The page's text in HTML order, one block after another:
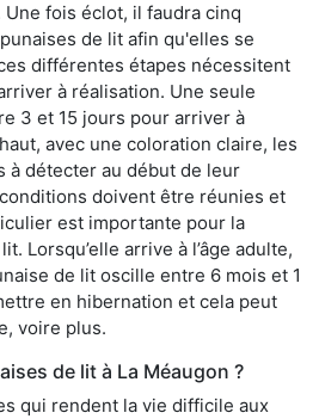
fois éclot, il faudra cinq
de lit afin qu'elles se
différentes étapes nécessitent
à réalisation. Une seule
3 et 15 jours pour arriver à
avec une coloration claire, les
détecter au début de leur
doivent être réunies et
est importante pour la
Lorsqu’elle arrive à l’âge adulte,
de lit oscille entre 6 mois et 1
en hibernation et cela peut
voire plus.
de lit à La Méaugon ?
qui rendent la vie difficile aux